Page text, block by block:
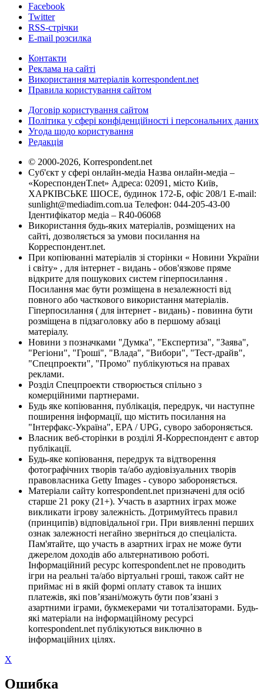
Facebook
Twitter
RSS-стрічки
E-mail розсилка
Контакти
Реклама на сайті
Використання матеріалів korrespondent.net
Правила користування сайтом
Договір користування сайтом
Політика у сфері конфіденційності і персональних даних
Угода щодо користування
Редакція
© 2000-2026, Korrespondent.net
Суб'єкт у сфері онлайн-медіа Назва онлайн-медіа –
«КореспонденТ.net» Адреса: 02091, місто Київ,
ХАРКІВСЬКЕ ШОСЕ, будинок 172-Б, офіс 208/1 E-mail:
sunlight@mediadim.com.ua Телефон: 044-205-43-00
Ідентифікатор медіа – R40-06068
Використання будь-яких матеріалів, розміщених на
сайті, дозволяється за умови посилання на
Корреспондент.net.
При копіюванні матеріалів зі сторінки « Новини України
і світу» , для інтернет - видань - обов'язкове пряме
відкрите для пошукових систем гіперпосилання .
Посилання має бути розміщена в незалежності від
повного або часткового використання матеріалів.
Гіперпосилання ( для інтернет - видань) - повинна бути
розміщена в підзаголовку або в першому абзаці
матеріалу.
Новини з позначками "Думка", "Експертиза", "Заява",
"Регіони", "Гроші", "Влада", "Вибори", "Тест-драйв",
"Спецпроекти", "Промо" публікуються на правах
реклами.
Розділ Спецпроекти створюється спільно з
комерційними партнерами.
Будь яке копіювання, публікація, передрук, чи наступне
поширення інформації, що містить посилання на
"Інтерфакс-Україна", EPA / UPG, суворо забороняється.
Власник веб-сторінки в розділі Я-Корреспондент є автор
публікації.
Будь-яке копіювання, передрук та відтворення
фотографічних творів та/або аудіовізуальних творів
правовласника Getty Images - суворо забороняється.
Матеріали сайту korrespondent.net призначені для осіб
старше 21 року (21+). Участь в азартних іграх може
викликати ігрову залежність. Дотримуйтесь правил
(принципів) відповідальної гри. При виявленні перших
ознак залежності негайно зверніться до спеціаліста.
Пам'ятайте, що участь в азартних іграх не може бути
джерелом доходів або альтернативою роботі.
Інформаційний ресурс korrespondent.net не проводить
ігри на реальні та/або віртуальні гроші, також сайт не
приймає ні в якій формі оплату ставок та інших
платежів, які пов’язані/можуть бути пов’язані з
азартними іграми, букмекерами чи тоталізаторами. Будь-
які матеріали на інформаційному ресурсі
korrespondent.net публікуються виключно в
інформаційних цілях.
X
Ошибка